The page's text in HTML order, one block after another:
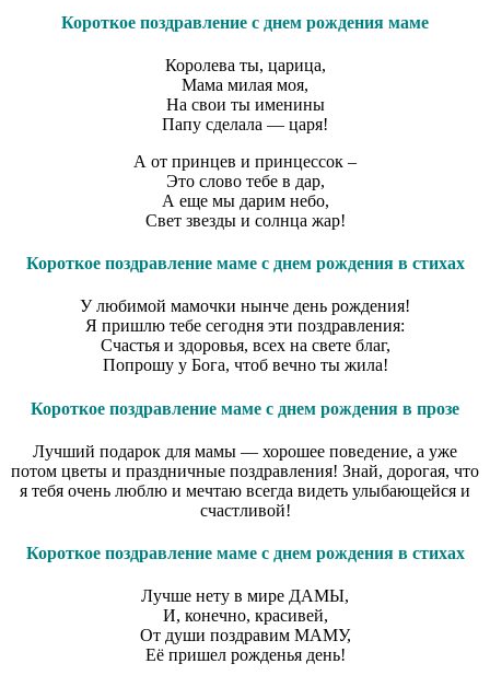
Короткое поздравление с днем рождения маме
Королева ты, царица,
Мама милая моя,
На свои ты именины
Папу сделала — царя!
А от принцев и принцессок –
Это слово тебе в дар,
А еще мы дарим небо,
Свет звезды и солнца жар!
Короткое поздравление маме с днем рождения в стихах
У любимой мамочки нынче день рождения!
Я пришлю тебе сегодня эти поздравления:
Счастья и здоровья, всех на свете благ,
Попрошу у Бога, чтоб вечно ты жила!
Короткое поздравление маме с днем рождения в прозе
Лучший подарок для мамы — хорошее поведение, а уже
потом цветы и праздничные поздравления! Знай, дорогая, что
я тебя очень люблю и мечтаю всегда видеть улыбающейся и
счастливой!
Короткое поздравление маме с днем рождения в стихах
Лучше нету в мире ДАМЫ,
И, конечно, красивей,
От души поздравим МАМУ,
Её пришел рожденья день!